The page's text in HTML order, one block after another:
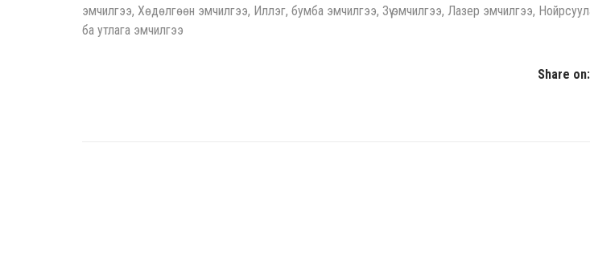
эмчилгээ, Хөдөлгөөн эмчилгээ, Иллэг, бумба эмчилгээ, Зүү эмчилгээ, Лазер эмчилгээ,
ба утлага эмчилгээ
Share on: